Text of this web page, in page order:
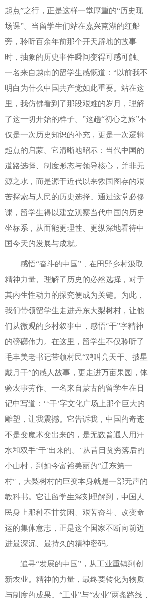
起点”之行，正是这样一堂厚重的“历史现
场课”。当留学生们站在嘉兴南湖的红船
旁，聆听百余年前那个开天辟地的故事
时，抽象的历史事件瞬间变得可感可触。
一名来自越南的留学生感慨道：“以前我不
明白为什么中国共产党如此重要。站在这
里，我仿佛看到了那段艰难的岁月，理解
了这一切开始的样子。”这趟“初心之旅”不
仅是一次历史知识的补充，更是一次逻辑
起点的启蒙。它清晰地昭示：当代中国的
道路选择、制度形态与领导核心，并非无
源之水，而是源于近代以来救国图存的艰
苦探索与人民的历史选择。通过这堂必修
课，留学生得以建立观察当代中国的历史
坐标系，从而能更理性、更纵深地看待中
国今天的发展与成就。
感悟“奋斗的中国”，在田野乡村汲取
精神力量。理解了历史的必然选择，对于
其内生性动力的探究便成为关键。为此，
我们带领留学生走进丹东大梨树村，让他
们从微观的乡村叙事中，感悟“干”字精神
的磅礴伟力。在这里，留学生不仅聆听了
毛丰美老书记带领村民“鸡叫亮天干、披星
戴月干”的感人故事，更走进万亩果园，体
验农事劳作。一名来自蒙古的留学生在日
记中写道：“‘干’字文化广场上那个巨大的
雕塑，让我震撼。它告诉我，中国的奇迹
不是变魔术变出来的，是无数普通人用汗
水和双手‘干’出来的。”从昔日贫穷落后的
小山村，到如今富裕美丽的“辽东第一
村”，大梨树村的巨变本身就是一部无声的
教科书。它让留学生深刻理解到，中国人
民身上那种不甘贫困、艰苦奋斗、改变命
运的集体意志，正是这个国家不断向前迈
进最深沉、最持久的精神密码。
追寻“发展的中国”，从工业重镇到创
新农业。精神的力量，最终要转化为物质
与制度的成果。“工业”与“农业”两条路线，